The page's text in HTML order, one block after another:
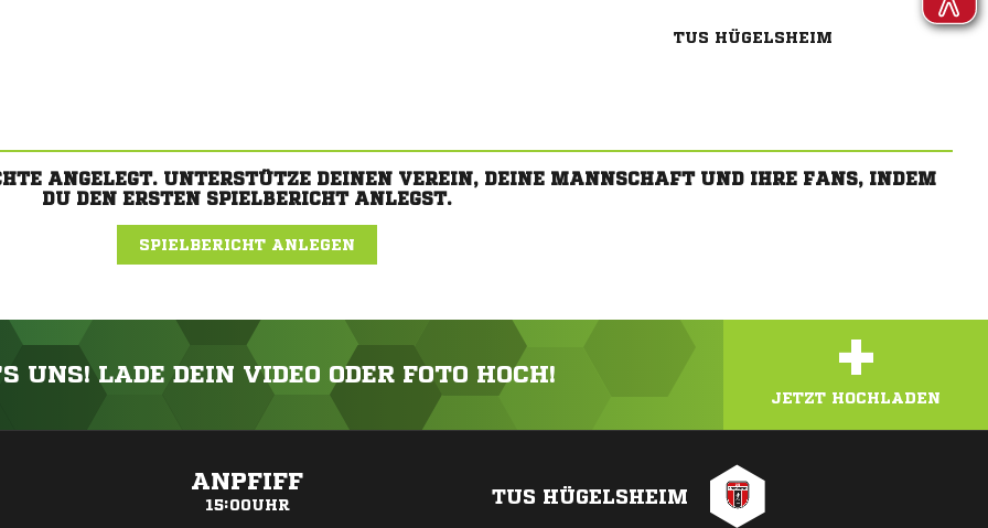
TUS HÜGELSHEIM
ANGELEGT. UNTERSTÜTZE DEINEN VEREIN, DEINE MANNSCHAFT UND IHRE FANS, INDEM
DU DEN ERSTEN SPIELBERICHT ANLEGST.
SPIELBERICHT ANLEGEN
UNS! LADE DEIN VIDEO ODER FOTO HOCH! +
JETZT HOCHLADEN
ANPFIFF
15:00UHR TUS HÜGELSHEIM